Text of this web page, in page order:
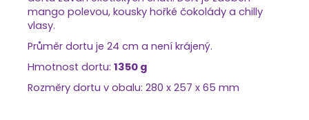
mango polevou, kousky hořké čokolády a chilly
vlasy.
Průměr dortu je 24 cm a není krájený.
Hmotnost dortu: 1350 g
Rozměry dortu v obalu: 280 x 257 x 65 mm